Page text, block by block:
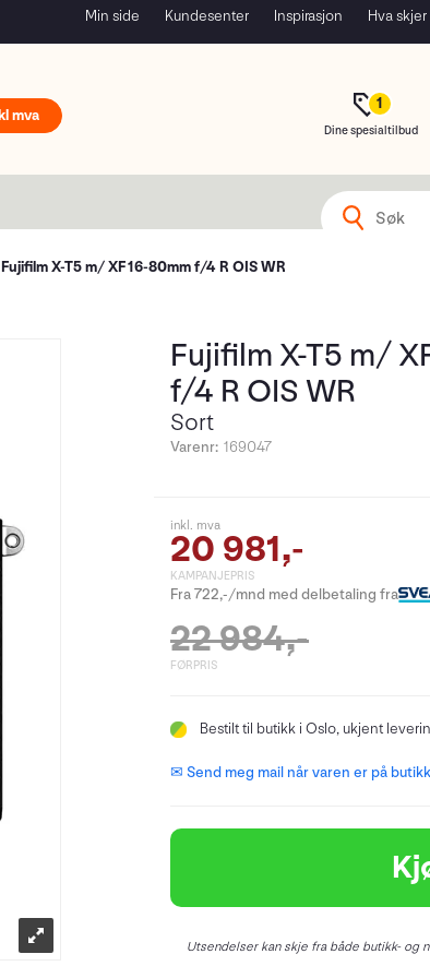
Min side Kundesenter Inspirasjon Hva skjer
1
Dine spesialtilbud
Fujifilm X-T5 m/ XF 16-80mm f/4 R OIS WR
Fujifilm X-T5 m/
f/4 R OIS WR
Sort
Varenr: 169047
inkl. mva
20 981,-
KAMPANJEPRIS
Fra 722,-/mnd med delbetaling fra
22 984,-
FØRPRIS
Bestilttil butikk i Oslo, ukjent
✉ Send meg mail når varen er på
Utsendelser kan skje fra både butikk- og